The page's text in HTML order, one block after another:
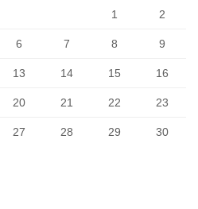
1 2
6 7 8 9
13 14 15 16
20 21 22 23
27 28 29
30